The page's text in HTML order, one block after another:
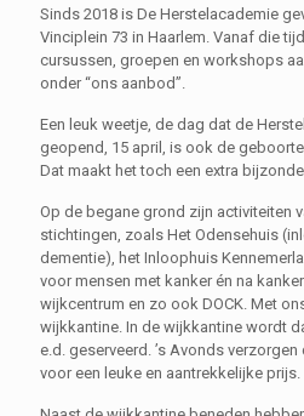
Sinds 2018 is De Herstelacademie
Vinciplein 73 in Haarlem. Vanaf die
cursussen, groepen en workshops
onder “ons aanbod”.
Een leuk weetje, de dag dat de
geopend, 15 april, is ook de
Dat maakt het toch een extra
Op de begane grond zijn activiteiten
stichtingen, zoals Het Odensehuis
dementie), het Inloophuis
voor mensen met kanker én na
wijkcentrum en zo ook DOCK. Met
wijkkantine. In de wijkkantine wordt
e.d. geserveerd. ’s Avonds
voor een leuke en aantrekkelijke prijs.